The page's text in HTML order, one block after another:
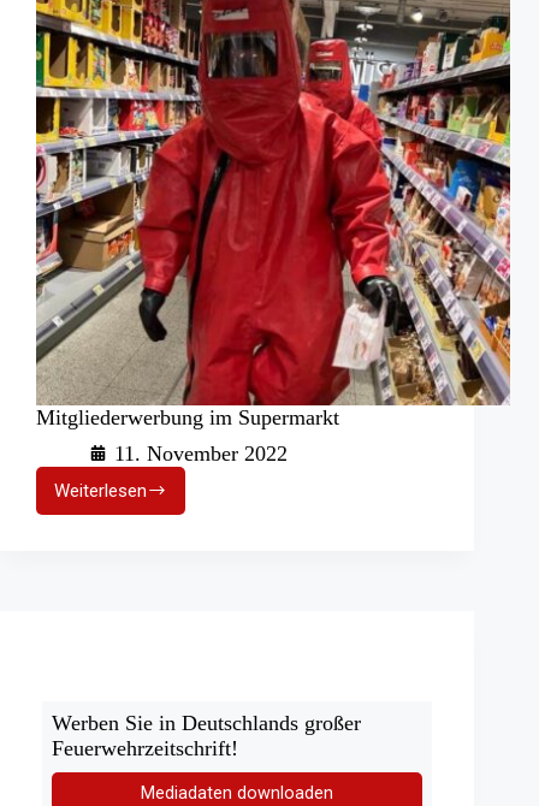
Mitgliederwerbung im Supermarkt
11. November 2022
WeiterlesenMitgliederwerbung
im
Werben Sie in Deutschlands großer
Feuerwehrzeitschrift!
Mediadaten downloaden